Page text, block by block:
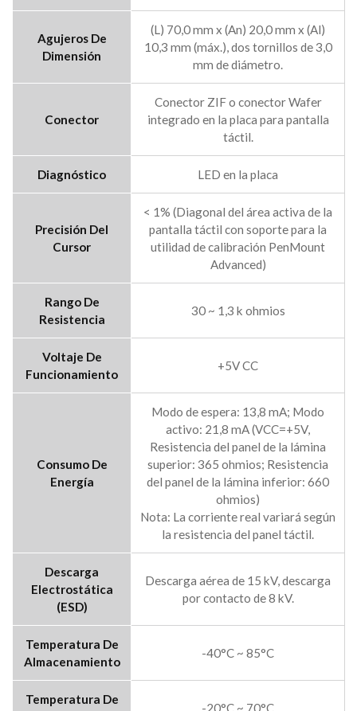
Agujeros De
Dimensión
(L) 70,0 mm x (An) 20,0 mm x (Al)
10,3 mm (máx.), dos tornillos de 3,0
mm de diámetro.
Conector
Conector ZIF o conector Wafer
integrado en la placa para pantalla
táctil.
Diagnóstico LED en la placa
Precisión Del
Cursor
< 1% (Diagonal del área activa de la
pantalla táctil con soporte para la
utilidad de calibración PenMount
Advanced)
Rango De
Resistencia
30 ~ 1,3 k ohmios
Voltaje De
Funcionamiento
+5V CC
Consumo De
Energía
Modo de espera: 13,8 mA; Modo
activo: 21,8 mA (VCC=+5V,
Resistencia del panel de la lámina
superior: 365 ohmios; Resistencia
del panel de la lámina inferior: 660
ohmios)
Nota: La corriente real variará según
la resistencia del panel táctil.
Descarga
Electrostática
(ESD)
Descarga aérea de 15 kV, descarga
por contacto de 8 kV.
Temperatura De
Almacenamiento
-40°C ~ 85°C
Temperatura De
-20°C ~ 70°C